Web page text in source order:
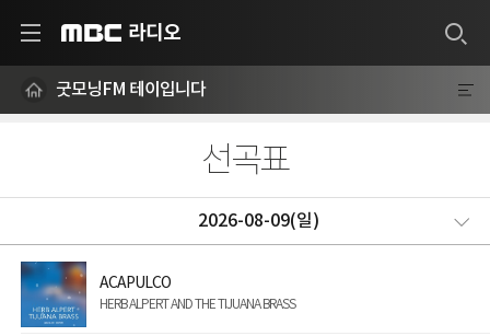
라디오
굿모닝FM 테이입니다
선곡표
ACAPULCO
HERB ALPERT AND THE TIJUANA BRASS